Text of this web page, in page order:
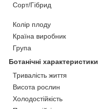
Сорт/Гібрид
Колір плоду
Країна виробник
Група
Ботанічні характеристики
Тривалість життя
Висота рослин
Холодостійкість